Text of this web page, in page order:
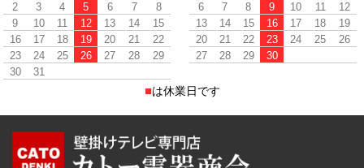
2
3 4 5 6 7
8
9
10 11 12 13 14
15
16
17 18 19 20 21
22
23
24 25 26 27 28
29
30
31
6
7 8 9 10 11
12
13
14 15 16 17 18
19
20
21 22 23 24 25
26
27
28 29 30
■は休業日です